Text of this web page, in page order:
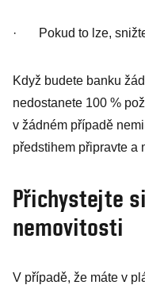
· Pokud to lze,
Když budete banku
nedostanete 100 %
v žádném případě
předstihem připravte a
Přichystejte
nemovitosti
V případě, že máte v